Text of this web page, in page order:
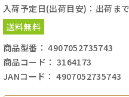
入荷予定日(出荷目安)：出荷ま
送料無料
商品型番： 4907052735743
商品コード： 3164173
JANコード： 4907052735743